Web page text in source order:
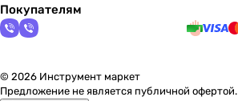
Покупателям
© 2026 Инструмент маркет
Предложение не является публичной офертой.